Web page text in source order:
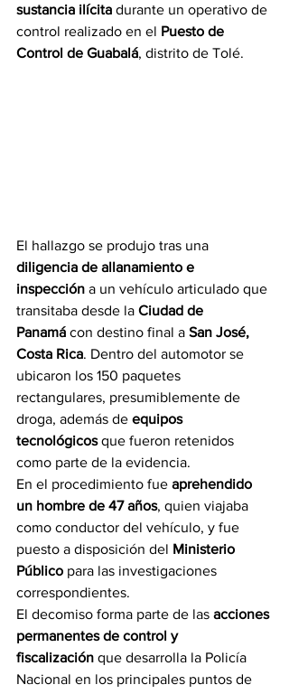
sustancia ilícita durante un operativo de
control realizado en el Puesto de
Control de Guabalá, distrito de Tolé.
El hallazgo se produjo tras una
diligencia de allanamiento e
inspección a un vehículo articulado que
transitaba desde la Ciudad de
Panamá con destino final a San José,
Costa Rica. Dentro del automotor se
ubicaron los 150 paquetes
rectangulares, presumiblemente de
droga, además de equipos
tecnológicos que fueron retenidos
como parte de la evidencia.
En el procedimiento fue aprehendido
un hombre de 47 años, quien viajaba
como conductor del vehículo, y fue
puesto a disposición del Ministerio
Público para las investigaciones
correspondientes.
El decomiso forma parte de las acciones
permanentes de control y
fiscalización que desarrolla la Policía
Nacional en los principales puntos de